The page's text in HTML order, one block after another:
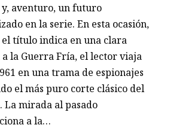
y, aventuro, un futuro
en la serie. En esta ocasión,
el título indica en una clara
a la Guerra Fría, el lector viaja
en una trama de espionajes
el más puro corte clásico del
La mirada al pasado
a la…